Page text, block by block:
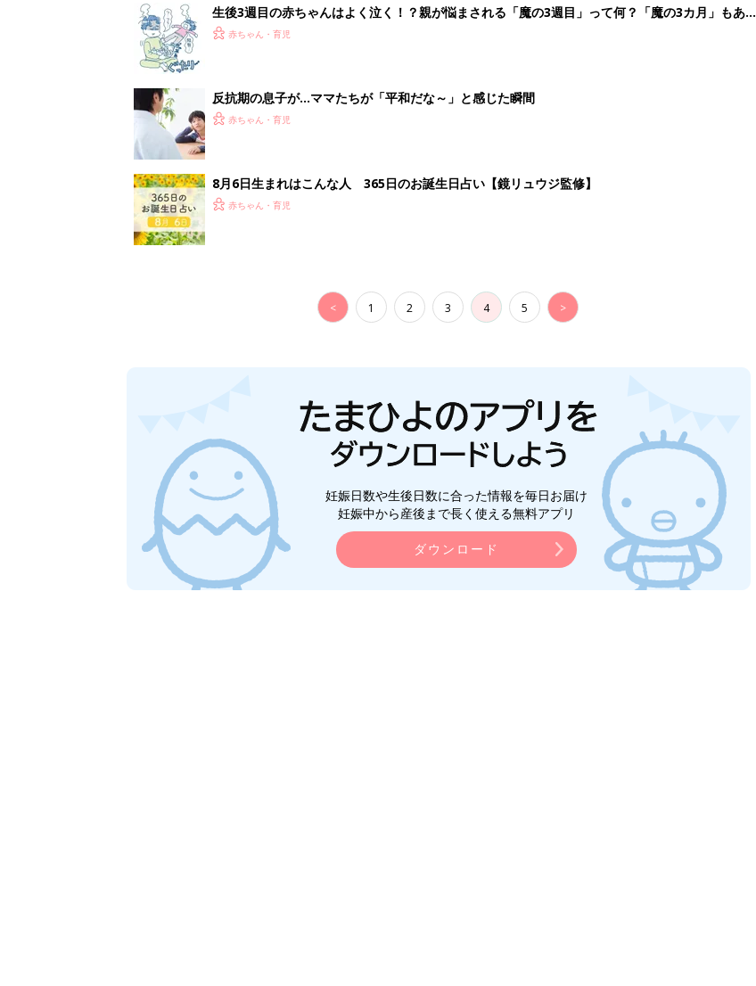
生後3週目の赤ちゃんはよく泣く！？親が悩まされる「魔の3週目」って何？「魔の3カ月」もある
って本当？【専門家】
赤ちゃん・育児
反抗期の息子が...ママたちが「平和だな～」と感じた瞬間
赤ちゃん・育児
8月6日生まれはこんな人 365日のお誕生日占い【鏡リュウジ監修】
赤ちゃん・育児
< 1 2 3 4 5 >
妊娠日数や生後日数に合った情報を毎日お届け
妊娠中から産後まで長く使える無料アプリ
ダウンロード